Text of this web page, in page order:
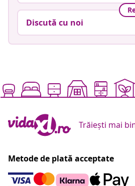
Discută cu noi
Trăiești mai
Metode de plată acceptate